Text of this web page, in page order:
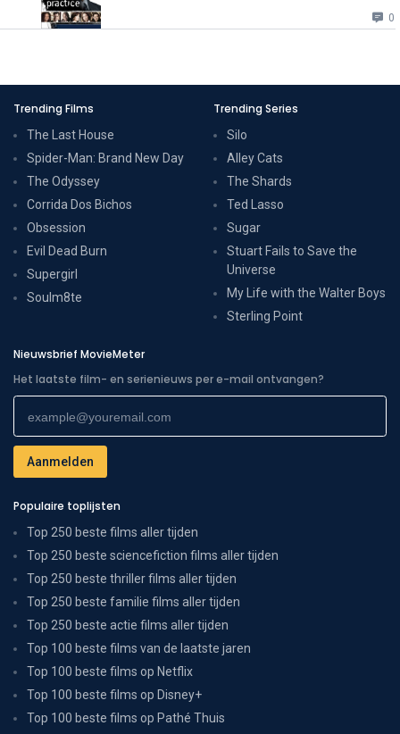
0
Trending Films
The Last House
Spider-Man: Brand New Day
The Odyssey
Corrida Dos Bichos
Obsession
Evil Dead Burn
Supergirl
Soulm8te
Trending Series
Silo
Alley Cats
The Shards
Ted Lasso
Sugar
Stuart Fails to Save the
Universe
My Life with the Walter Boys
Sterling Point
Nieuwsbrief MovieMeter
Het laatste film- en serienieuws per e-mail ontvangen?
Populaire toplijsten
Top 250 beste films aller tijden
Top 250 beste sciencefiction films aller tijden
Top 250 beste thriller films aller tijden
Top 250 beste familie films aller tijden
Top 250 beste actie films aller tijden
Top 100 beste films van de laatste jaren
Top 100 beste films op Netflix
Top 100 beste films op Disney+
Top 100 beste films op Pathé Thuis